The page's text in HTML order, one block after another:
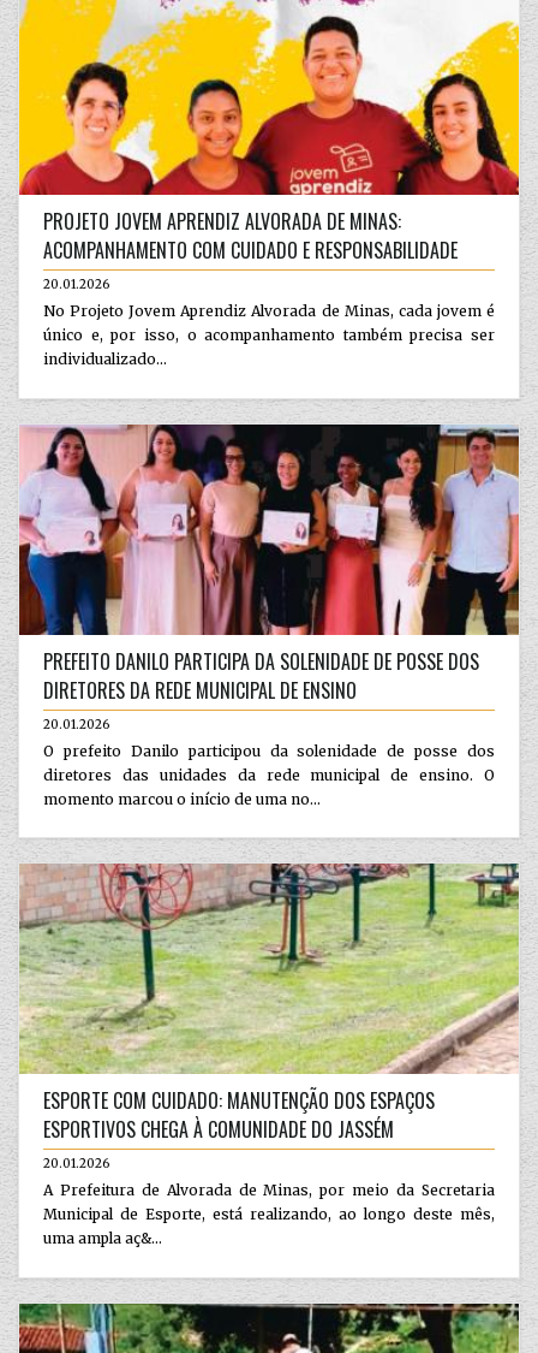
PROJETO JOVEM APRENDIZ ALVORADA DE MINAS:
ACOMPANHAMENTO COM CUIDADO E RESPONSABILIDADE
20.01.2026
No Projeto Jovem Aprendiz Alvorada de Minas, cada jovem é
único e, por isso, o acompanhamento também precisa ser
individualizado...
PREFEITO DANILO PARTICIPA DA SOLENIDADE DE POSSE DOS
DIRETORES DA REDE MUNICIPAL DE ENSINO
20.01.2026
O prefeito Danilo participou da solenidade de posse dos
diretores das unidades da rede municipal de ensino. O
momento marcou o início de uma no...
ESPORTE COM CUIDADO: MANUTENÇÃO DOS ESPAÇOS
ESPORTIVOS CHEGA À COMUNIDADE DO JASSÉM
20.01.2026
A Prefeitura de Alvorada de Minas, por meio da Secretaria
Municipal de Esporte, está realizando, ao longo deste mês,
uma ampla aç&...